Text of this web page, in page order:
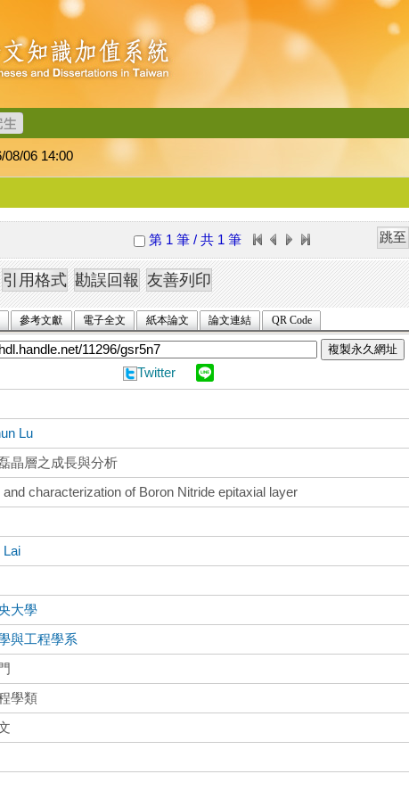
08/06 14:00
第 1 筆 / 共 1 筆
參考文獻 電子全文 紙本論文 論文連結 QR Code
複製永久網址
Twitter
Lu
晶層之成長與分析
and characterization of Boron Nitride epitaxial layer
Lai
大學
與工程學系
學類